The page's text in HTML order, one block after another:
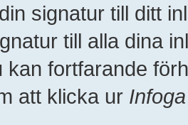
signatur till ditt
till alla dina
kan fortfarande
att klicka ur